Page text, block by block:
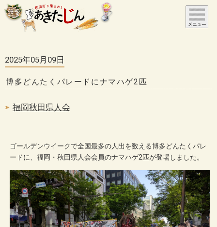
2025年05月09日
博多どんたくパレードにナマハゲ2匹
福岡秋田県人会
ゴールデンウイークで全国最多の人出を数える博多どんたくパレ
ードに、福岡・秋田県人会会員のナマハゲ2匹が登場しました。